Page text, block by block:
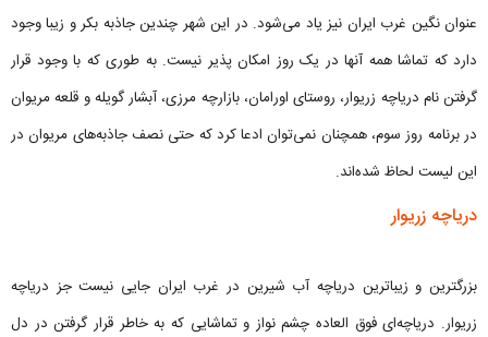
عنوان نگین غرب ایران نیز یاد می‌شود. در این شهر چندین جاذبه بکر و زیبا وجود
دارد که تماشا همه آنها در یک روز امکان پذیر نیست. به طوری که با وجود قرار
گرفتن نام دریاچه زریوار، روستای اورامان، بازارچه مرزی، آبشار گویله و قلعه مریوان
در برنامه روز سوم، همچنان نمی‌توان ادعا کرد که حتی نصف جاذبه‌های مریوان در
این لیست لحاظ شده‌اند.
دریاچه زریوار
بزرگترین و زیباترین دریاچه آب شیرین در غرب ایران جایی نیست جز دریاچه
زریوار. دریاچه‌ای فوق العاده چشم نواز و تماشایی که به خاطر قرار گرفتن در دل